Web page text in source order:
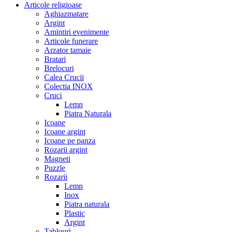
Articole religioase
Aghiazmatare
Argint
Amintiri evenimente
Articole funerare
Arzator tamaie
Bratari
Brelocuri
Calea Crucii
Colectia INOX
Cruci
Lemn
Piatra Naturala
Icoane
Icoane argint
Icoane pe panza
Rozarii argint
Magneti
Puzzle
Rozarii
Lemn
Inox
Piatra naturala
Plastic
Argint